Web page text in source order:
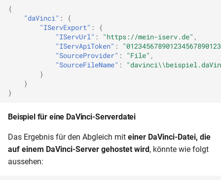
{
"daVinci" :
{
"IServExport" :
{
"IServUrl" : "https://mein-iserv.de" ,
"IServApiToken" :
"SourceProvider" : "File" ,
"SourceFileName" :
}
}
}
Beispiel für eine DaVinci-Serverdatei
Das Ergebnis für den Abgleich mit einer DaVinci-Datei, die
auf einem DaVinci-Server gehostet wird , könnte wie folgt
aussehen: